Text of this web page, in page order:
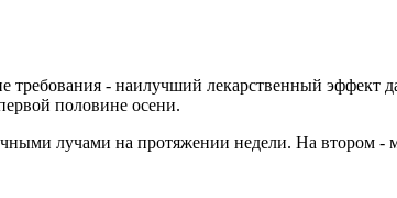
- наилучший лекарственный эффект
половине осени.
лучами на протяжении недели. На втором -